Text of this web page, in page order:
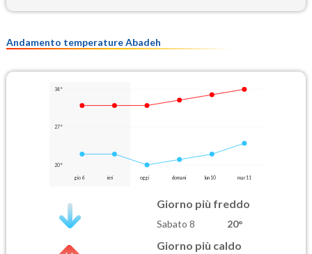
Andamento temperature Abadeh
34°
27°
20°
gio 6 ieri oggi domani lun 10 mar 11
Giorno più freddo
Sabato 8 20°
Giorno più caldo